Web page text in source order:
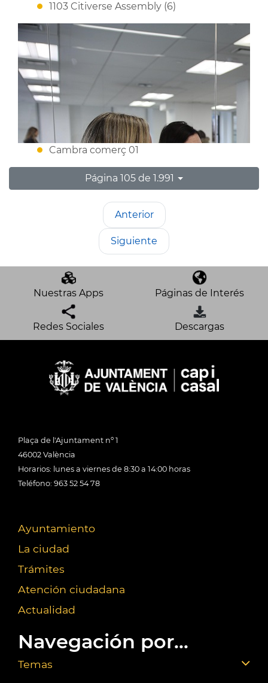
1103 Citiverse Assembly (6)
Cambra comerç 01
Página 105 de 1.991
Anterior
Siguiente
Nuestras Apps Páginas de Interés
Redes Sociales Descargas
Plaça de l'Ajuntament nº 1
46002 València
Horarios: lunes a viernes de 8:30 a 14:00 horas
Teléfono: 963 52 54 78
Ayuntamiento
La ciudad
Trámites
Atención ciudadana
Actualidad
Navegación por...
Temas